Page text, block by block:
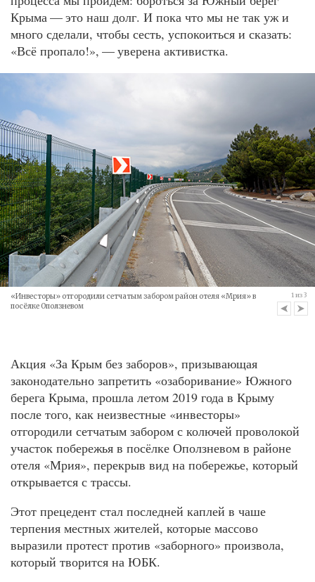
Крыма — это наш долг. И пока что мы не так уж и
много сделали, чтобы сесть, успокоиться и сказать:
«Всё пропало!», — уверена активистка.
«Инвесторы» отгородили сетчатым забором район отеля «Мрия» в
посёлке Оползневом
1из3
Акция «За Крым без заборов», призывающая
законодательно запретить «озаборивание» Южного
берега Крыма, прошла летом 2019 года в Крыму
после того, как неизвестные «инвесторы»
отгородили сетчатым забором с колючей проволокой
участок побережья в посёлке Оползневом в районе
отеля «Мрия», перекрыв вид на побережье, который
открывается с трассы.
Этот прецедент стал последней каплей в чаше
терпения местных жителей, которые массово
выразили протест против «заборного» произвола,
который творится на ЮБК.